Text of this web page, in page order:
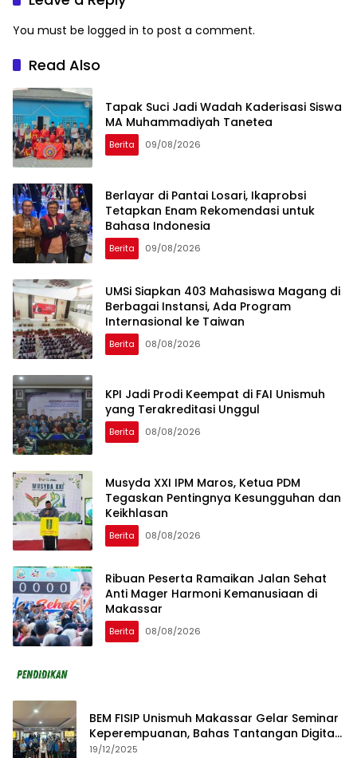
You must be logged in to post a comment.
Read Also
Tapak Suci Jadi Wadah Kaderisasi Siswa
MA Muhammadiyah Tanetea
Berita 09/08/2026
Berlayar di Pantai Losari, Ikaprobsi
Tetapkan Enam Rekomendasi untuk
Bahasa Indonesia
Berita 09/08/2026
UMSi Siapkan 403 Mahasiswa Magang di
Berbagai Instansi, Ada Program
Internasional ke Taiwan
Berita 08/08/2026
KPI Jadi Prodi Keempat di FAI Unismuh
yang Terakreditasi Unggul
Berita 08/08/2026
Musyda XXI IPM Maros, Ketua PDM
Tegaskan Pentingnya Kesungguhan dan
Keikhlasan
Berita 08/08/2026
Ribuan Peserta Ramaikan Jalan Sehat
Anti Mager Harmoni Kemanusiaan di
Makassar
Berita 08/08/2026
BEM FISIP Unismuh Makassar Gelar Seminar
Keperempuanan, Bahas Tantangan Digital
dan Budaya Lokal
19/12/2025